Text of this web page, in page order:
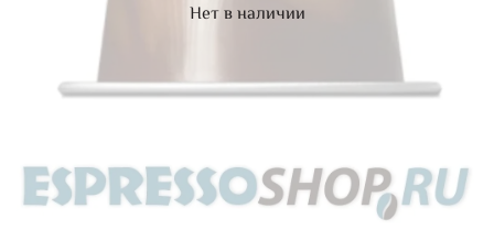
Нет в наличии